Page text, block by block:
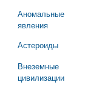
Аномальные
явления
Астероиды
Внеземные
цивилизации